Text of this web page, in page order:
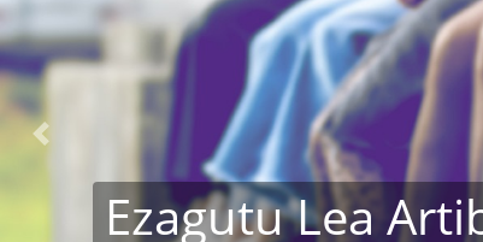
Ezagutu Lea
Aurrekoa